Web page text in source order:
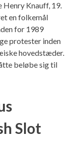
Knauff, 19.
en folkemål
for 1989
protester inden
hovedstæder.
beløbe sig til
Slot